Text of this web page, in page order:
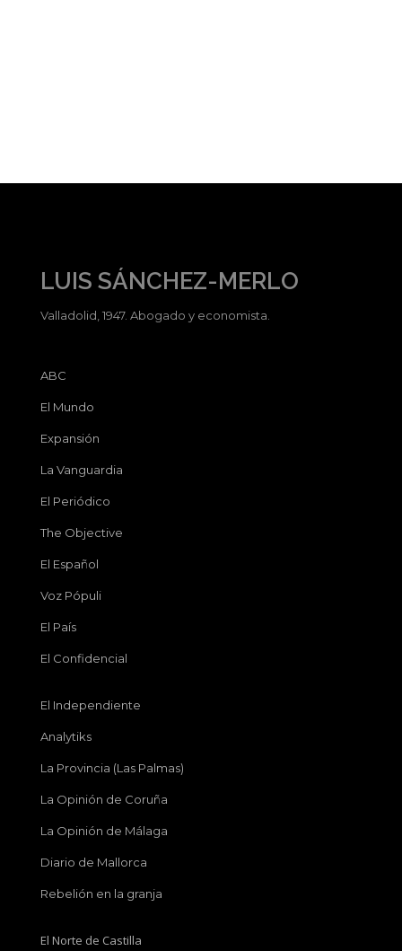
LUIS SÁNCHEZ-MERLO
Valladolid, 1947. Abogado y economista.
ABC
El Mundo
Expansión
La Vanguardia
El Periódico
The Objective
El Español
Voz Pópuli
El País
El Confidencial
El Independiente
Analytiks
La Provincia (Las Palmas)
La Opinión de Coruña
La Opinión de Málaga
Diario de Mallorca
Rebelión en la granja
El Norte de Castilla